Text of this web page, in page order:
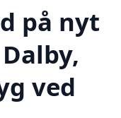
på nyt
ved